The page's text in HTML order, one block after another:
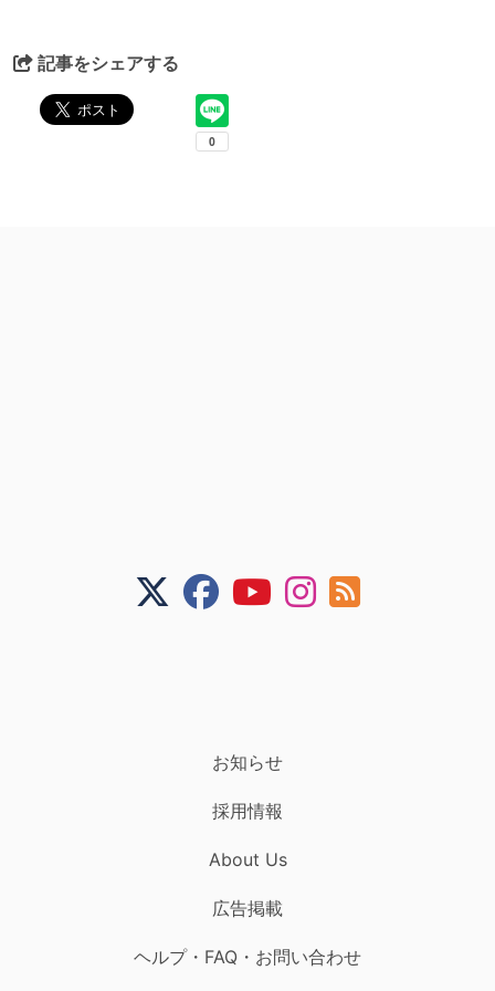
記事をシェアする
お知らせ
採用情報
About Us
広告掲載
ヘルプ・FAQ・お問い合わせ